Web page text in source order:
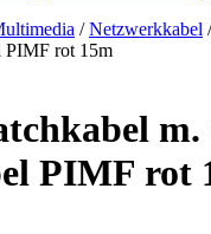
/Netzwerkkabel
PIMF rot 15m
m.
PIMF rot